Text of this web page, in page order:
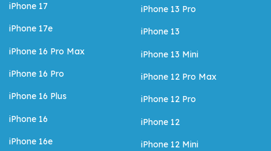
iPhone 17
iPhone 17e
iPhone 16 Pro Max
iPhone 16 Pro
iPhone 16 Plus
iPhone 16
iPhone 16e
iPhone 13 Pro
iPhone 13
iPhone 13 Mini
iPhone 12 Pro Max
iPhone 12 Pro
iPhone 12
iPhone 12 Mini